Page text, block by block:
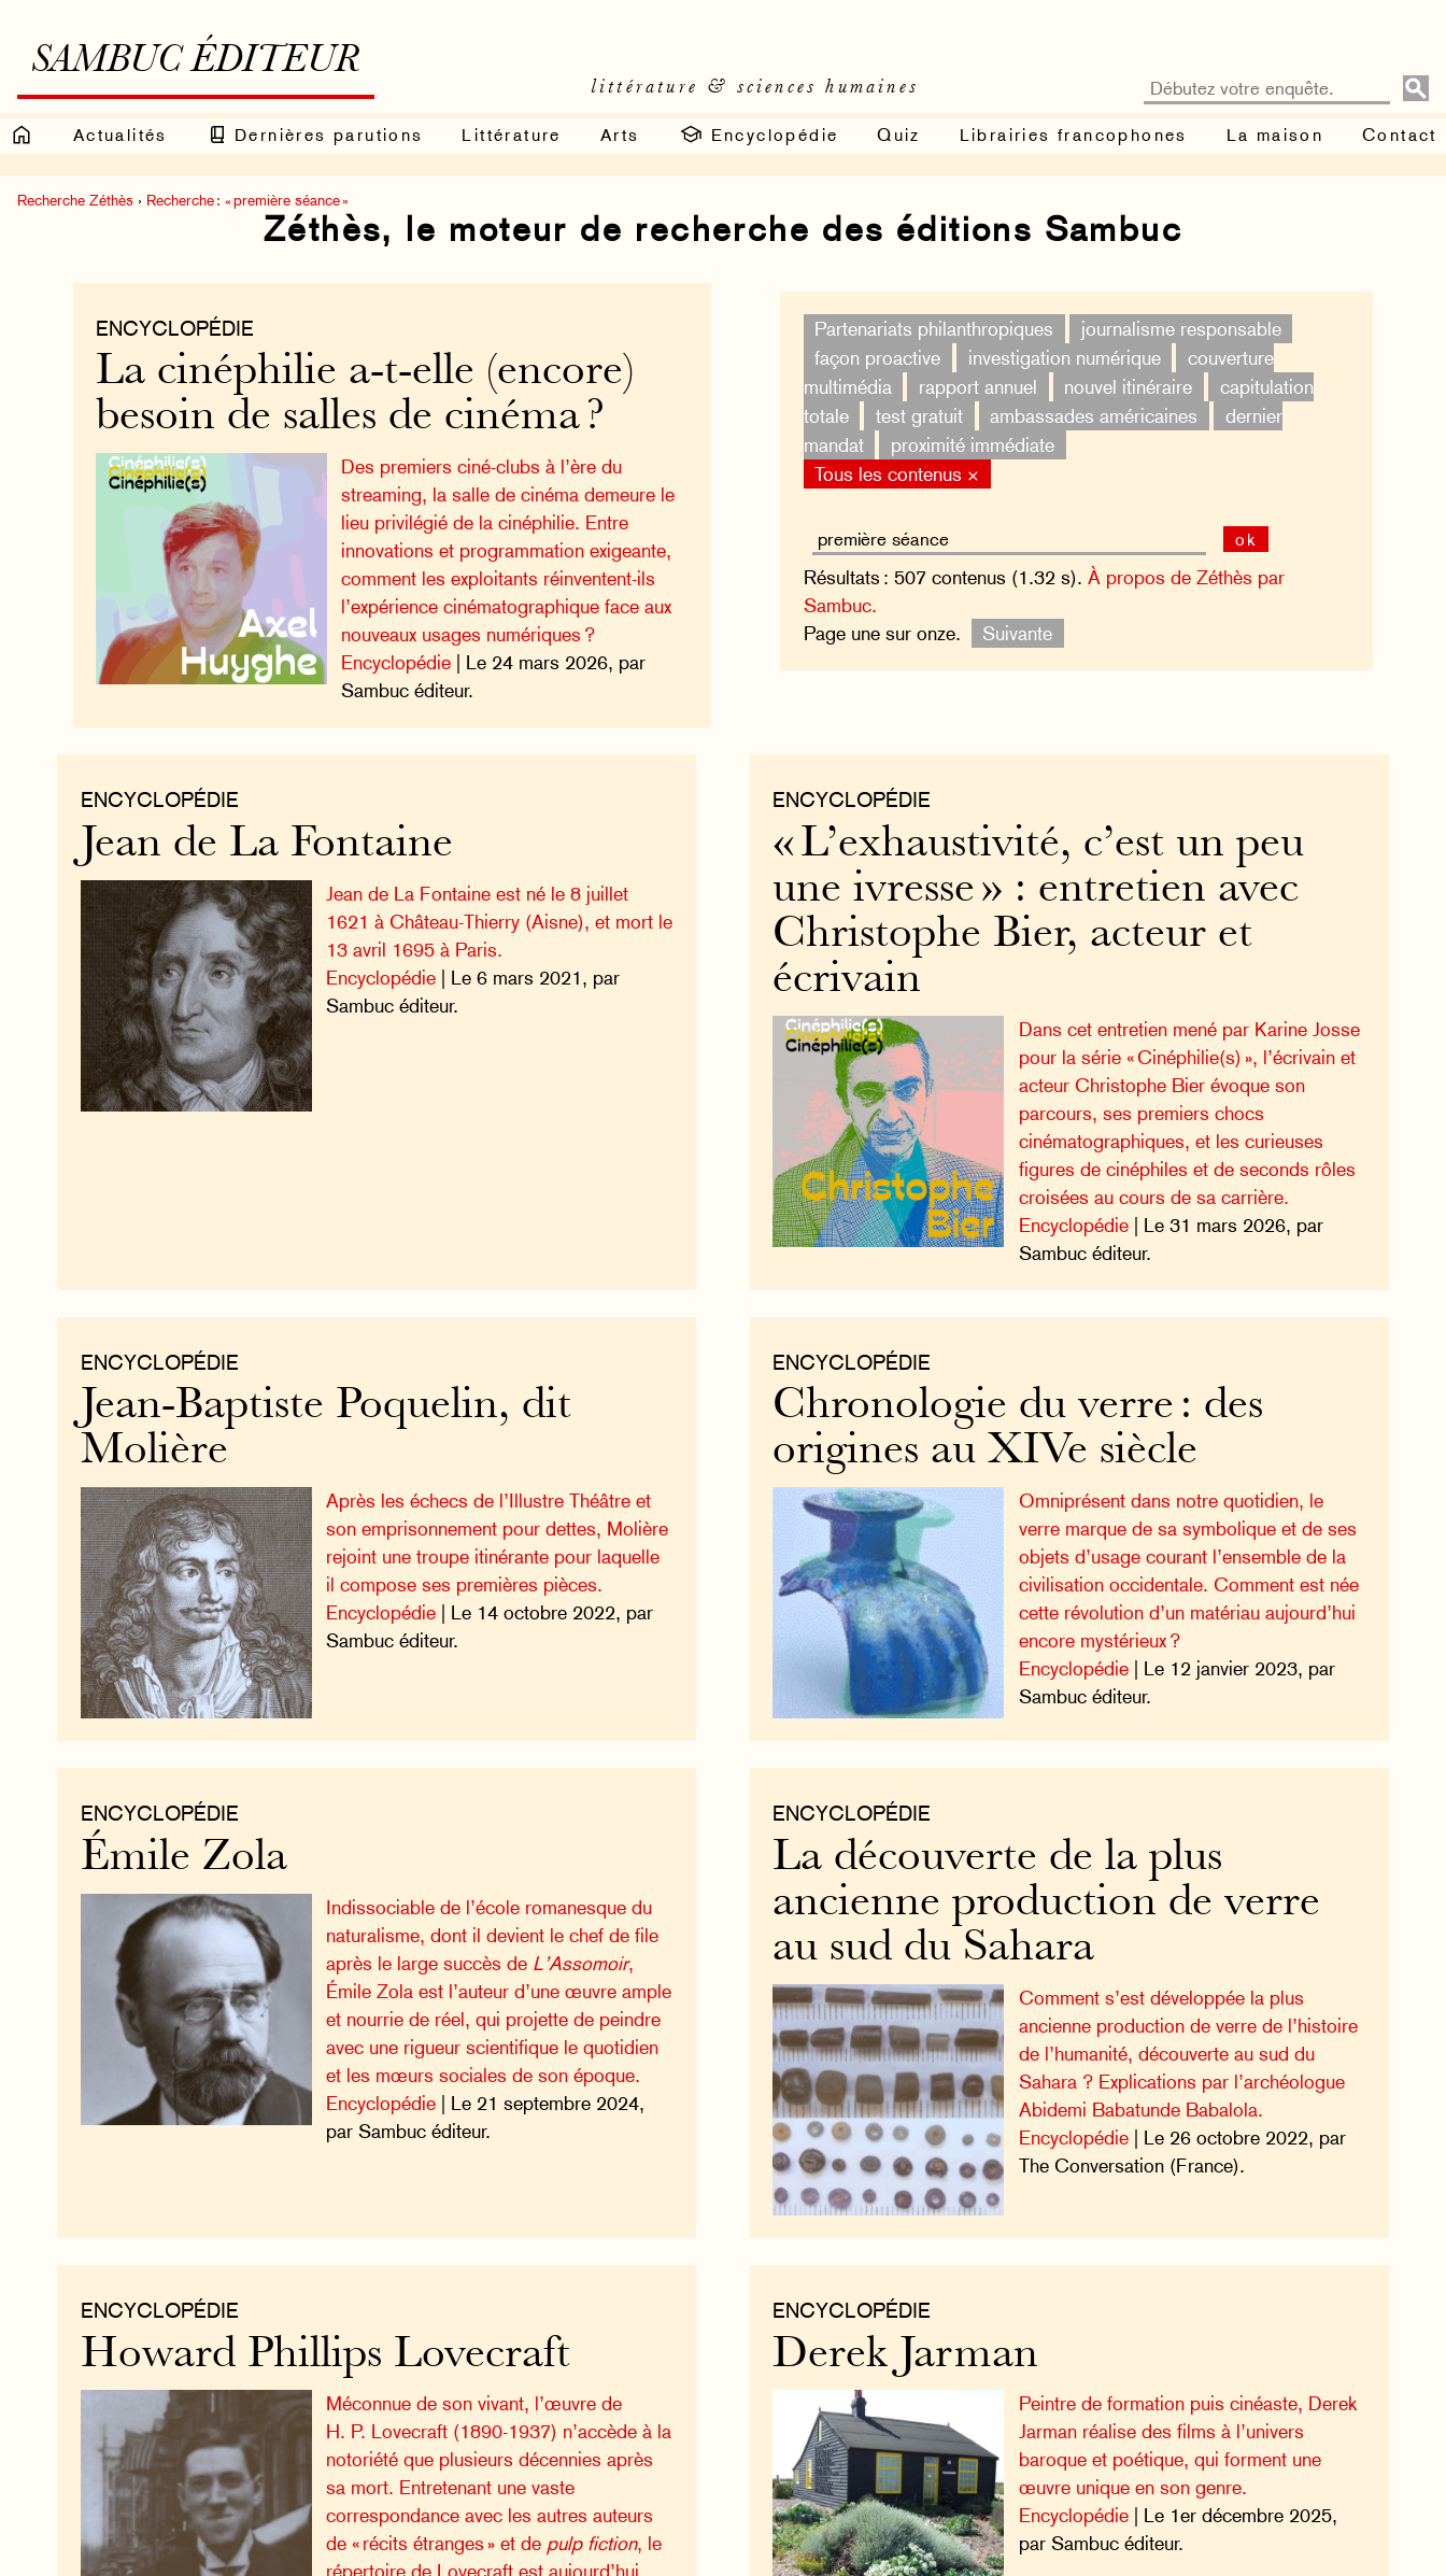
SAMBUC ÉDITEUR
littérature & sciences humaines
Actualités Dernières parutions Littérature Arts Encyclopédie Quiz Librairies francophones La maison Contact
Recherche Zéthès › Recherche : « première séance »
Zéthès, le moteur de recherche des éditions Sambuc
Partenariats philanthropiques
journalisme responsable
façon proactive
investigation numérique
couverture
multimédia
rapport annuel nouvel itinéraire
capitulation
totale
test gratuit ambassades américaines
dernier
mandat
proximité immédiate
Tous les contenus ×
ok
Résultats : 507 contenus (1.32 s). À propos de Zéthès par
Sambuc.
Page une sur onze.
Suivante
ENCYCLOPÉDIE
La cinéphilie a-t-elle (encore)
besoin de salles de cinéma ?
Des premiers ciné-clubs à l’ère du
streaming, la salle de cinéma demeure le
lieu privilégié de la cinéphilie. Entre
innovations et programmation exigeante,
comment les exploitants réinventent-ils
l’expérience cinématographique face aux
nouveaux usages numériques ?
Encyclopédie | Le 24 mars 2026, par
Sambuc éditeur.
ENCYCLOPÉDIE
« L’exhaustivité, c’est un peu
une ivresse » : entretien avec
Christophe Bier, acteur et
écrivain
Dans cet entretien mené par Karine Josse
pour la série « Cinéphilie(s) », l’écrivain et
acteur Christophe Bier évoque son
parcours, ses premiers chocs
cinématographiques, et les curieuses
figures de cinéphiles et de seconds rôles
croisées au cours de sa carrière.
Encyclopédie| Le 31 mars 2026, par
Sambuc éditeur.
ENCYCLOPÉDIE
Jean de La Fontaine
Jean de La Fontaine est né le 8 juillet
1621 à Château-Thierry (Aisne), et mort le
13 avril 1695 à Paris.
Encyclopédie | Le 6 mars 2021, par
Sambuc éditeur.
ENCYCLOPÉDIE
Chronologie du verre : des
origines au XIVe siècle
Omniprésent dans notre quotidien, le
verre marque de sa symbolique et de ses
objets d’usage courant l’ensemble de la
civilisation occidentale. Comment est née
cette révolution d’un matériau aujourd’hui
encore mystérieux ?
Encyclopédie| Le 12 janvier 2023, par
Sambuc éditeur.
ENCYCLOPÉDIE
Jean-Baptiste Poquelin, dit
Molière
Après les échecs de l’Illustre Théâtre et
son emprisonnement pour dettes, Molière
rejoint une troupe itinérante pour laquelle
il compose ses premières pièces.
Encyclopédie | Le 14 octobre 2022, par
Sambuc éditeur.
ENCYCLOPÉDIE
La découverte de la plus
ancienne production de verre
au sud du Sahara
Comment s’est développée la plus
ancienne production de verre de l’histoire
de l’humanité, découverte au sud du
Sahara ? Explications par l’archéologue
Abidemi Babatunde Babalola.
Encyclopédie| Le 26 octobre 2022, par
The Conversation (France).
ENCYCLOPÉDIE
Émile Zola
Indissociable de l’école romanesque du
naturalisme, dont il devient le chef de file
après le large succès de L’Assomoir,
Émile Zola est l’auteur d’une œuvre ample
et nourrie de réel, qui projette de peindre
avec une rigueur scientifique le quotidien
et les mœurs sociales de son époque.
Encyclopédie | Le 21 septembre 2024,
par Sambuc éditeur.
ENCYCLOPÉDIE
Derek Jarman
Peintre de formation puis cinéaste, Derek
Jarman réalise des films à l’univers
baroque et poétique, qui forment une
œuvre unique en son genre.
Encyclopédie| Le 1er décembre 2025,
par Sambuc éditeur.
ENCYCLOPÉDIE
Howard Phillips Lovecraft
Méconnue de son vivant, l’œuvre de
H. P. Lovecraft (1890-1937) n’accède à la
notoriété que plusieurs décennies après
sa mort. Entretenant une vaste
correspondance avec les autres auteurs
de « récits étranges » et de pulp fiction, le
répertoire de Lovecraft est aujourd’hui